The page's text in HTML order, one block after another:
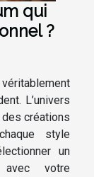
qui
?
L’univers
créations
style
un
votre